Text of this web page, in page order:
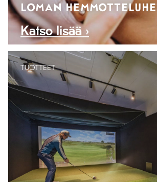
LOMAN
Katso lisää ›
TUOTTEET